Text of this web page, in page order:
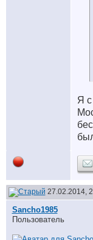
Я
27.02.2014,
Sancho1985
Пользователь